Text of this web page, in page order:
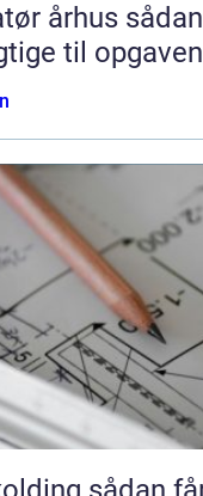
sådan vælger
til opgaven